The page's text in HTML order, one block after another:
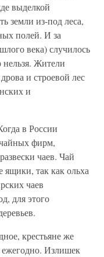
выделкой
земли из-под леса,
полей. И за
века) случилось
нельзя. Жители
и строевой лес
и
в России
фирм,
чаев. Чай
ящики, так как ольха
чаев
для этого
крестьяне же
ежегодно. Излишек